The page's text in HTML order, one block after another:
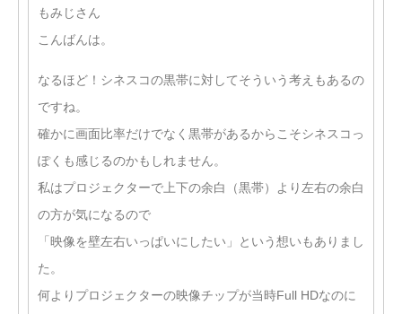
もみじさん
こんばんは。
なるほど！シネスコの黒帯に対してそういう考えもあるの
ですね。
確かに画面比率だけでなく黒帯があるからこそシネスコっ
ぽくも感じるのかもしれません。
私はプロジェクターで上下の余白（黒帯）より左右の余白
の方が気になるので
「映像を壁左右いっぱいにしたい」という想いもありまし
た。
何よりプロジェクターの映像チップが当時Full HDなのに